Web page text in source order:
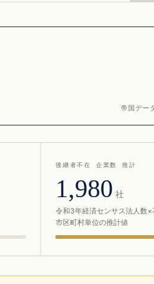
帝国デー
後継者不在 企業数 推計
1,980 社
令和3年経済センサス法人数×
市区町村単位の推計値